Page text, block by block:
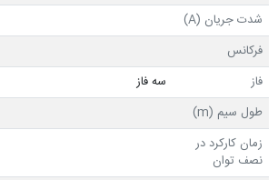
شدت جریان (A)
فرکانس
فاز
سه فاز
طول سیم (m)
زمان کارکرد در
نصف توان